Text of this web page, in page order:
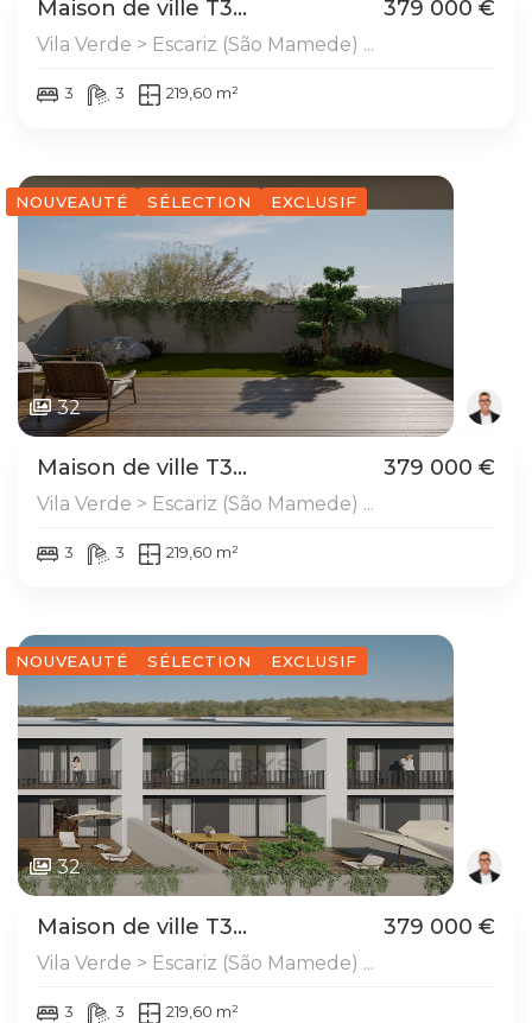
Maison de ville T3... 379 000 €
Vila Verde > Escariz (São Mamede) ...
3 3 219,60 m²
NOUVEAUTÉ SÉLECTION EXCLUSIF
32
Maison de ville T3... 379 000 €
Vila Verde > Escariz (São Mamede) ...
3 3 219,60 m²
NOUVEAUTÉ SÉLECTION EXCLUSIF
32
Maison de ville T3... 379 000 €
Vila Verde > Escariz (São Mamede) ...
3 3 219,60 m²